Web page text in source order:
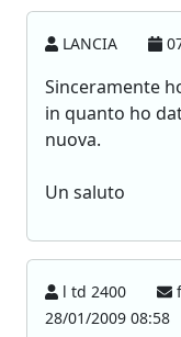
LANCIA
Sinceramente
in quanto ho
nuova.
Un saluto
l td 2400
28/01/2009 08:58